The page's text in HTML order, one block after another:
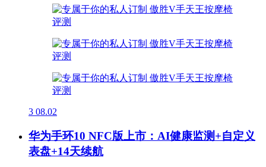
3 08.02
华为手环10 NFC版上市：AI健康监测+自定义
表盘+14天续航